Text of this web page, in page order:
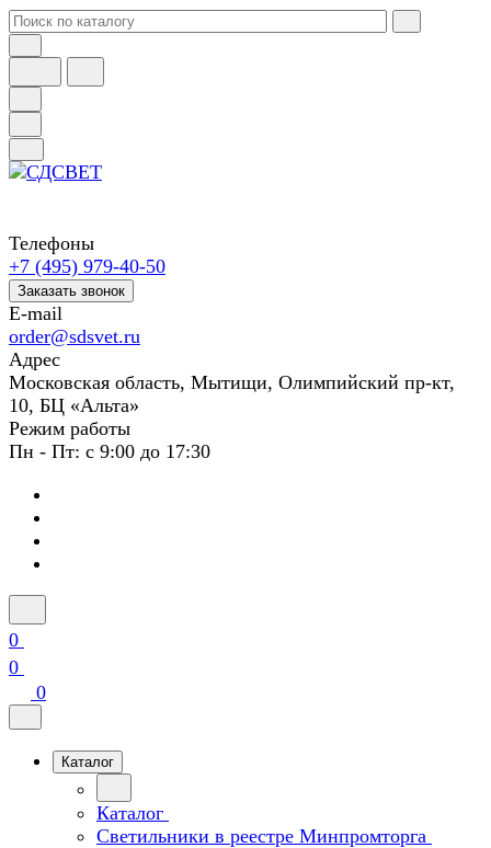
Телефоны
+7 (495) 979-40-50
Заказать звонок
E-mail
order@sdsvet.ru
Адрес
Московская область, Мытищи, Олимпийский пр-кт,
10, БЦ «Альта»
Режим работы
Пн - Пт: с 9:00 до 17:30
0
0
0
Каталог
Каталог
Светильники в реестре Минпромторга